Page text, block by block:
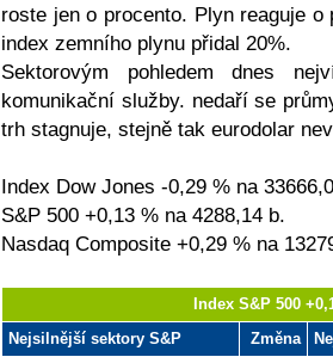
roste jen o procento. Plyn reaguje
index zemního plynu přidal 20%.
Sektorovým pohledem dnes
komunikační služby. nedaří se
trh stagnuje, stejně tak eurodolar
Index Dow Jones -0,29 % na
S&P 500 +0,13 % na 4288,14 b.
Nasdaq Composite +0,29 % na
Index S&P 500
Nejsilnější sektory S&P
Změna